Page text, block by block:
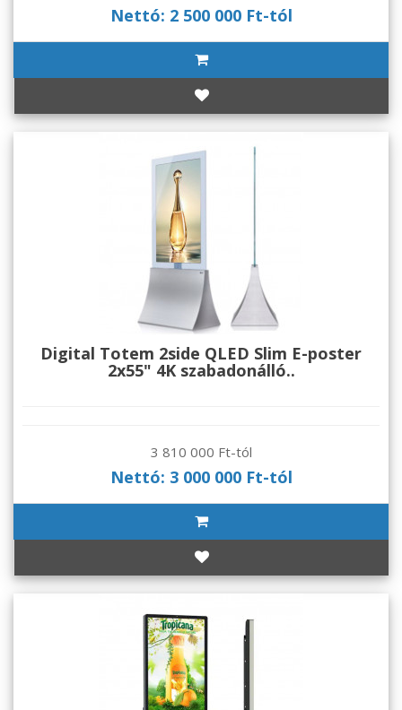
Nettó: 2 500 000 Ft-tól
Digital Totem 2side QLED Slim E-poster
2x55" 4K szabadonálló..
3 810 000 Ft-tól
Nettó: 3 000 000 Ft-tól